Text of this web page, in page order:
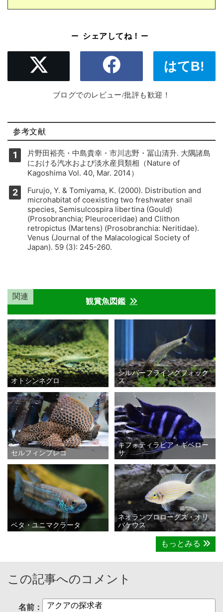
シェアしてね！
はてB!
ブログでのレビュー/批評も歓迎！
参考文献
片野田裕亮・中島貴幸・市川志野・冨山清升. 大隅諸島
における汽水および淡水産貝類相（Nature of
Kagoshima Vol. 40, Mar. 2014）
Furujo, Y. & Tomiyama, K. (2000). Distribution and
microhabitat of coexisting two freshwater snail
species, Semisulcospira libertina (Gould)
(Prosobranchia; Pleuroceridae) and Clithon
retropictus (Martens) (Prosobranchia: Neritidae).
Venus (Journal of the Malacological Society of
Japan). 59 (3): 245-260.
関連
観賞魚図鑑
オトシンネグロ
シルバーフライングフォック
ス
セルフィンプレコ
キフォティラピア・ギベロー
サ
ベタ・ユニマクラータ
ネオランプロローグス・オリ
バケウス
もっとみる
この記事へのコメント
名前：